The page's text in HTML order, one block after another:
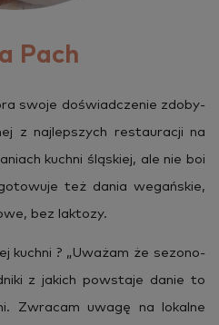
Pach
swoje do­świad­cze­nie zdo­by­
z naj­lep­szych re­stau­ra­cji na
kuch­ni ślą­skiej, ale nie boi
też dania we­gań­skie,
bez lak­to­zy.
kuch­ni ? „Uwa­żam że se­zo­no­
z ja­kich po­wsta­je danie to
Zwra­cam uwagę na lo­kal­ne